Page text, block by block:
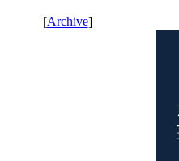
[
Archive
]